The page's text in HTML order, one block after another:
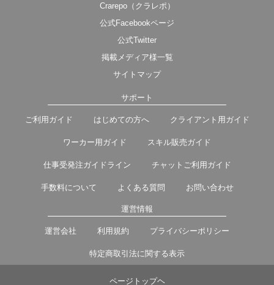
Crarepo（クラレポ）
公式Facebookページ
公式Twitter
掲載メディア様一覧
サイトマップ
サポート
ご利用ガイド はじめての方へ クライアント用ガイド
ワーカー用ガイド スキル販売ガイド
仕事受発注ガイドライン チャットご利用ガイド
手数料について よくある質問 お問い合わせ
運営情報
運営会社 利用規約 プライバシーポリシー
特定商取引法に関する表示
ページトップヘ